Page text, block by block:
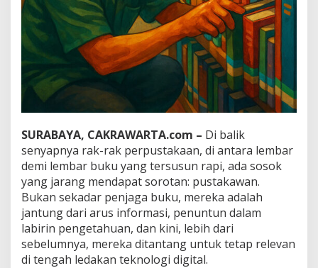
a
P
e
n
g
a
P
e
r
a
d
a
b
a
n
SURABAYA, CAKRAWARTA.com – Di balik
senyapnya rak-rak perpustakaan, di antara lembar
demi lembar buku yang tersusun rapi, ada sosok
yang jarang mendapat sorotan: pustakawan.
Bukan sekadar penjaga buku, mereka adalah
jantung dari arus informasi, penuntun dalam
labirin pengetahuan, dan kini, lebih dari
sebelumnya, mereka ditantang untuk tetap relevan
di tengah ledakan teknologi digital.